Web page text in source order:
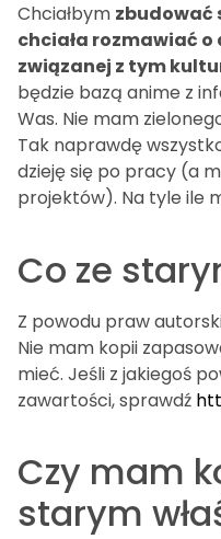
Chciałbym zbudować
chciała rozmawiać
związanej z tym
będzie bazą anime z
Was. Nie mam
Tak naprawdę
dzieję się po pracy (a
projektów). Na tyle ile
Co ze
Z powodu praw
Nie mam kopii
mieć. Jeśli z jakiegoś
zawartości, sprawdź
Czy mam
starym